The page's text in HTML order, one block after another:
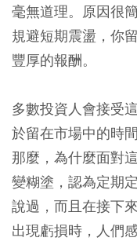
毫無道理。原因很
規避短期震盪，你
豐厚的報酬。
多數投資人會接受
於留在市場中的時
那麼，為什麼面對
變糊塗，認為定期
說過，而且在接下
出現虧損時，人們